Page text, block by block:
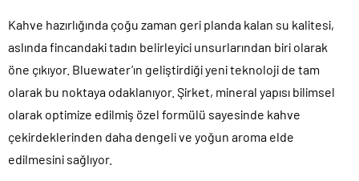
Kahve hazırlığında çoğu zaman geri planda kalan su kalitesi,
aslında fincandaki tadın belirleyici unsurlarından biri olarak
öne çıkıyor. Bluewater’ın geliştirdiği yeni teknoloji de tam
olarak bu noktaya odaklanıyor. Şirket, mineral yapısı bilimsel
olarak optimize edilmiş özel formülü sayesinde kahve
çekirdeklerinden daha dengeli ve yoğun aroma elde
edilmesini sağlıyor.